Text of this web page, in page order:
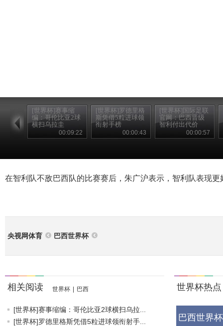
[世界杯]赛事缩
编：哥伦比亚2球
横扫乌拉圭
00:09:22
[世界杯]罗德里格
斯凭借5粒进球领
衔射手榜
00:00:43
[世界杯]国际足联
官网：巴西晋级
智利付出代价
00:00:57
在智利队不敌巴西队的比赛赛后，朱广沪表示，智利队表现更
央视网体育 巴西世界杯
相关阅读 世界杯 巴西
[世界杯]赛事缩编：哥伦比亚2球横扫乌拉...
[世界杯]罗德里格斯凭借5粒进球领衔射手...
世界杯热点
巴西世界